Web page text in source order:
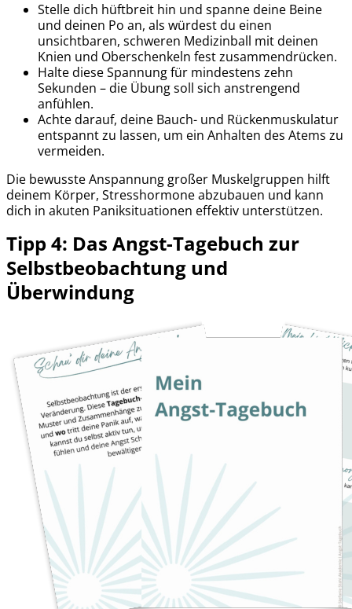
Stelle dich hüftbreit hin und spanne deine Beine
und deinen Po an, als würdest du einen
unsichtbaren, schweren Medizinball mit deinen
Knien und Oberschenkeln fest zusammendrücken.
Halte diese Spannung für mindestens zehn
Sekunden – die Übung soll sich anstrengend
anfühlen.
Achte darauf, deine Bauch- und Rückenmuskulatur
entspannt zu lassen, um ein Anhalten des Atems zu
vermeiden.
Die bewusste Anspannung großer Muskelgruppen hilft
deinem Körper, Stresshormone abzubauen und kann
dich in akuten Paniksituationen effektiv unterstützen.
Tipp 4: Das Angst-Tagebuch zur
Selbstbeobachtung und
Überwindung